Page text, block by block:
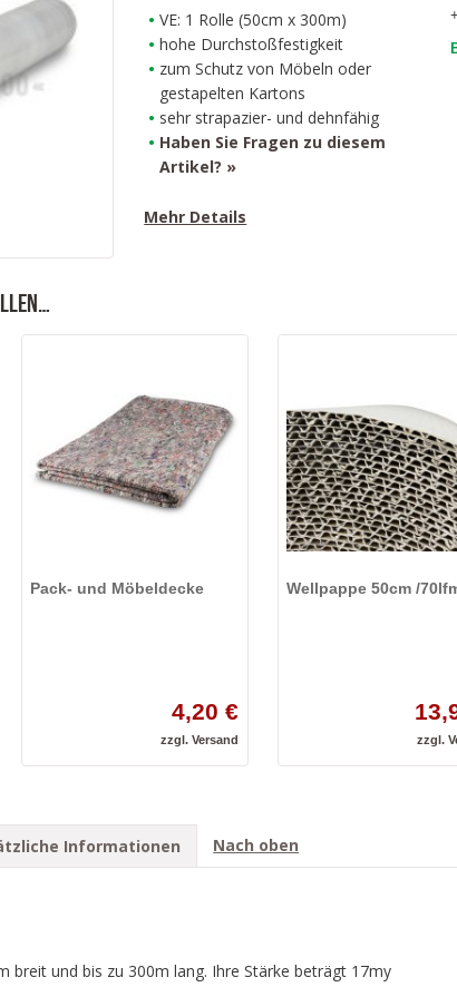
VE: 1 Rolle (50cm x 300m)
hohe Durchstoßfestigkeit
zum Schutz von Möbeln oder
gestapelten Kartons
sehr strapazier- und dehnfähig
Haben Sie Fragen zu diesem
Artikel? »
Mehr Details
Pack- und Möbeldecke
4,20 €
zzgl.Versand
Wellpappe 50cm /
zzgl.
Informationen Nach oben
breit und bis zu 300m lang. Ihre Stärke beträgt 17my